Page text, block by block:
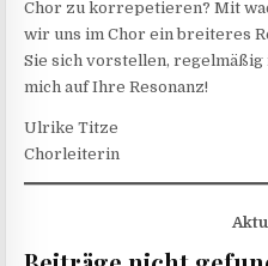
Chor zu korrepetieren? Mit
wir uns im Chor ein breiteres
Sie sich vorstellen,
mich auf Ihre Resonanz!
Ulrike Titze
Chorleiterin